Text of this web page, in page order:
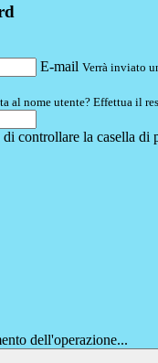
E-mail Verrà inviato
al nome utente? Effettua il
controllare la casella di
dell'operazione...